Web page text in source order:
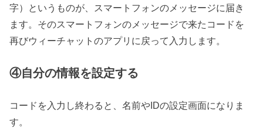
字）というものが、スマートフォンのメッセージに届き
ます。そのスマートフォンのメッセージで来たコードを
再びウィーチャットのアプリに戻って入力します。
④自分の情報を設定する
コードを入力し終わると、名前やIDの設定画面になりま
す。